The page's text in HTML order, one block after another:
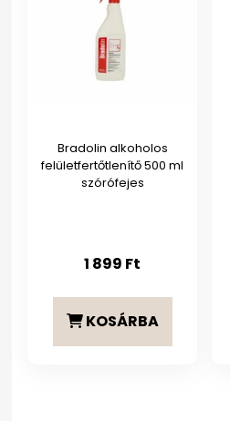
Bradolin alkoholos
felületfertőtlenítő 500 ml
szórófejes
1 899 Ft
KOSÁRBA